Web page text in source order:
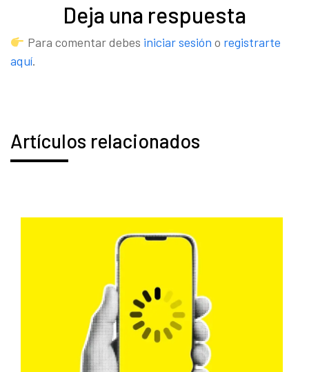
Deja una respuesta
Para comentar debes iniciar sesión o registrarte
aquí.
Artículos relacionados